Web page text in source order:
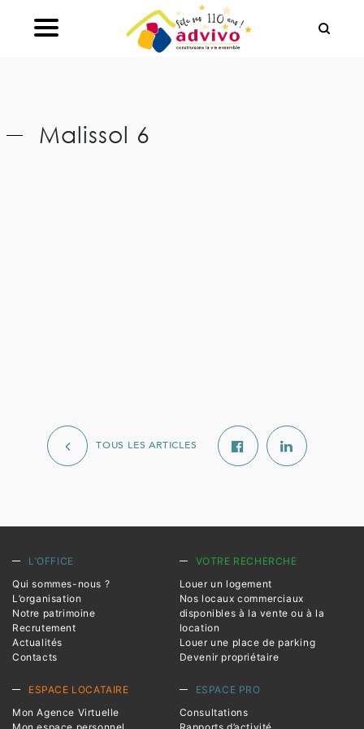
Malissol 6
TOUS LES ARTICLES
L’OFFICE
Qui sommes-nous ?
L’organisation
Notre patrimoine
Recrutement
Actualités
Contacts
VOTRE RECHERCHE
Louer un logement
Nos locaux commerciaux
disponibles à la vente ou à la
location
Louer une place de parking
Devenir propriétaire
ESPACE LOCATAIRE
Mon Agence Virtuelle
ESPACE PRO
Consultations